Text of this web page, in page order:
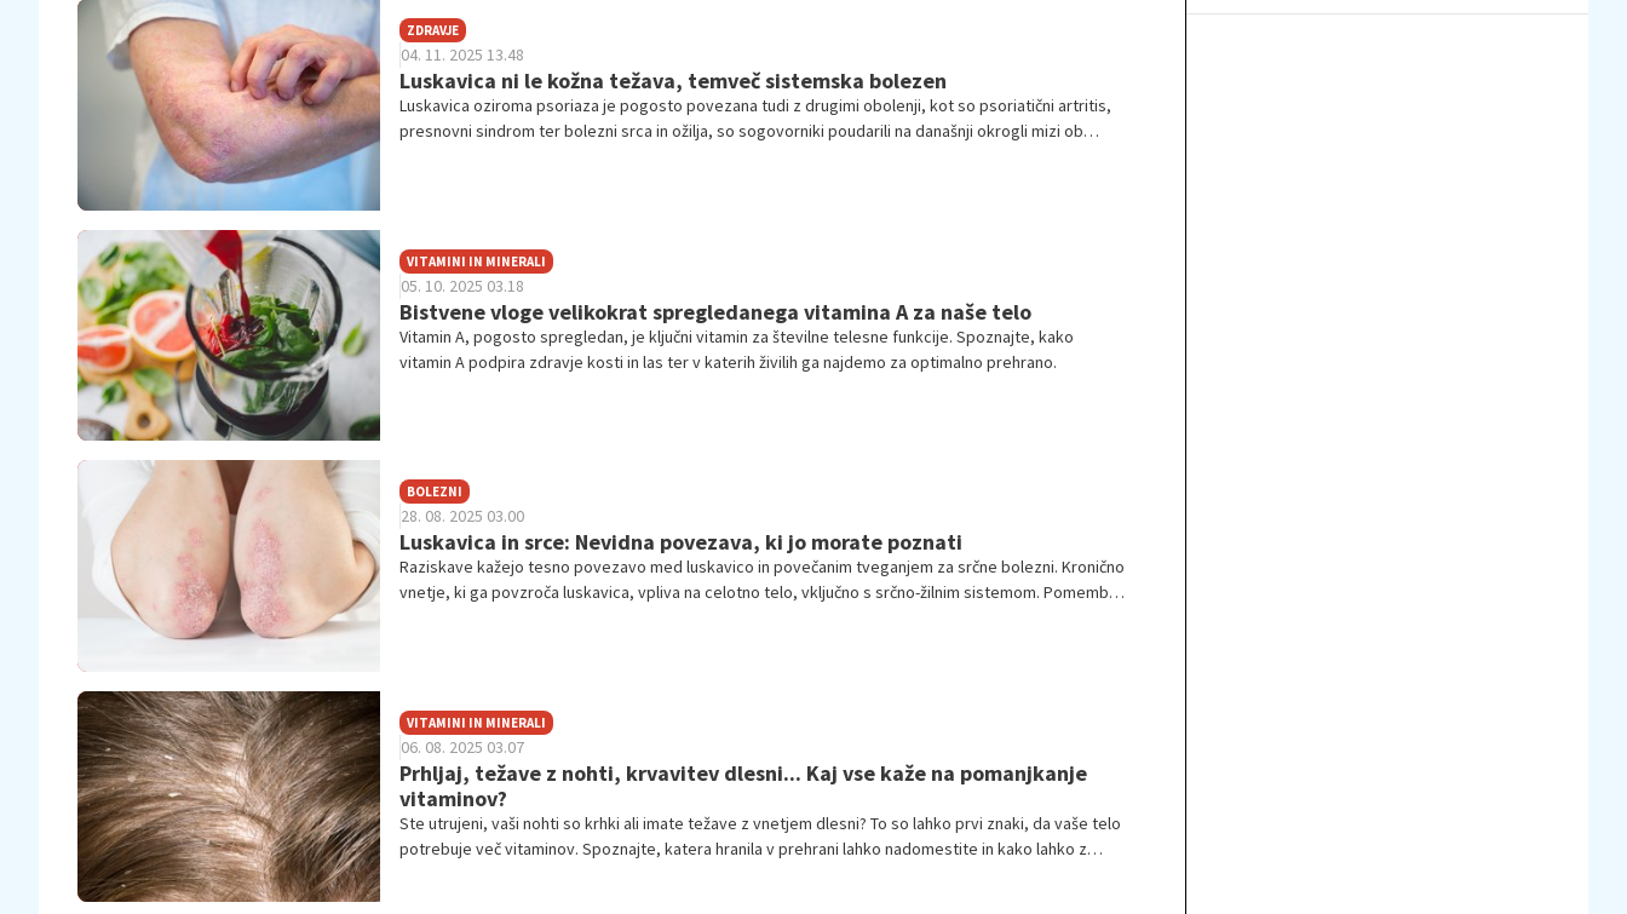
ZDRAVJE
04. 11. 2025 13.48
Luskavica ni le kožna težava, temveč sistemska bolezen
Luskavica oziroma psoriaza je pogosto povezana tudi z drugimi obolenji, kot so psoriatični artritis,
presnovni sindrom ter bolezni srca in ožilja, so sogovorniki poudarili na današnji okrogli mizi ob
VITAMINI IN MINERALI
05. 10. 2025 03.18
Bistvene vloge velikokrat spregledanega vitamina A za naše telo
Vitamin A, pogosto spregledan, je ključni vitamin za številne telesne funkcije. Spoznajte, kako
vitamin A podpira zdravje kosti in las ter v katerih živilih ga najdemo za optimalno prehrano.
BOLEZNI
28. 08. 2025 03.00
Luskavica in srce: Nevidna povezava, ki jo morate poznati
Raziskave kažejo tesno povezavo med luskavico in povečanim tveganjem za srčne bolezni. Kronično
vnetje, ki ga povzroča luskavica, vpliva na celotno telo, vključno s srčno-žilnim sistemom. Pomembno
VITAMINI IN MINERALI
06. 08. 2025 03.07
Prhljaj, težave z nohti, krvavitev dlesni... Kaj vse kaže na pomanjkanje
vitaminov?
Ste utrujeni, vaši nohti so krhki ali imate težave z vnetjem dlesni? To so lahko prvi znaki, da vaše telo
potrebuje več vitaminov. Spoznajte, katera hranila v prehrani lahko nadomestite in kako lahko z